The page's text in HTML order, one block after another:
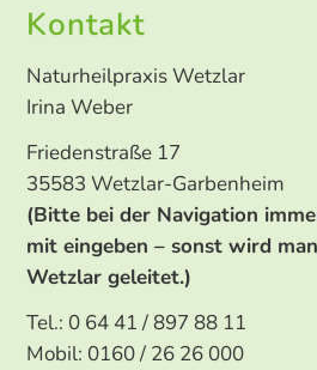
Kontakt
Naturheilpraxis Wetzlar
Irina Weber
Friedenstraße 17
35583 Wetzlar-Garbenheim
(Bitte bei der Navigation
mit eingeben – sonst wird
Wetzlar geleitet.)
Tel.: 0 64 41 / 897 88 11
Mobil: 0160 / 26 26 000